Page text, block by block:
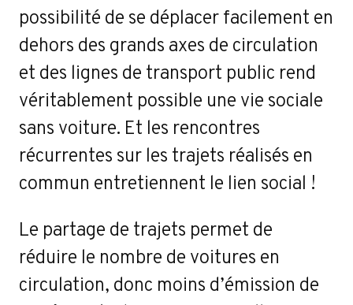
possibilité de se déplacer facilement en
dehors des grands axes de circulation
et des lignes de transport public rend
véritablement possible une vie sociale
sans voiture. Et les rencontres
récurrentes sur les trajets réalisés en
commun entretiennent le lien social !
Le partage de trajets permet de
réduire le nombre de voitures en
circulation, donc moins d’émission de